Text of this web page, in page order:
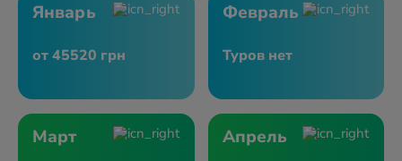
Январь
от 45520 грн
Февраль
Туров нет
Март Апрель